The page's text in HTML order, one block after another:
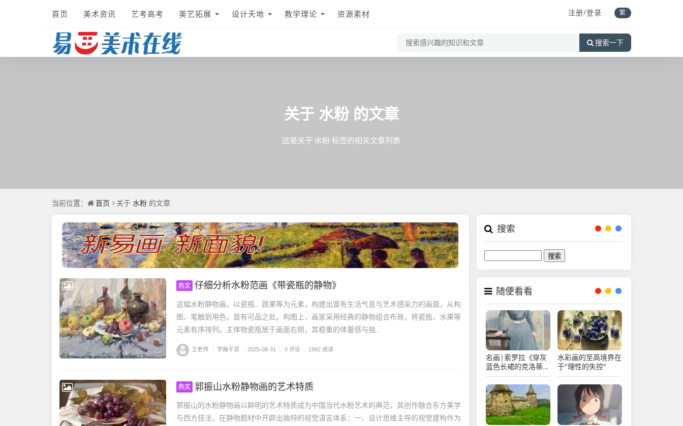
首页 美术资讯 艺考高考 美艺拓展 设计天地 教学理论 资源素材 注册/登录 繁
搜索一下
关于 水粉 的文章
这是关于 水粉 标签的相关文章列表
当前位置： 首页 关于 水粉 的文章
热文 仔细分析水粉范画《带瓷瓶的静物》
这幅水粉静物画，以瓷瓶、蔬果等为元素，构建出富有生活气息与艺术感染力的画面，从构
图、笔触到用色，皆有可品之处。构图上，画家采用经典的静物组合布局，将瓷瓶、水果等
元素有序排列。主体物瓷瓶居于画面右侧，其稳重的体量感与独...
王老师 / 学画干货 / 2025-08-31 / 0 评论 / 1982 阅读
热文 郭振山水粉静物画的艺术特质
郭振山的水粉静物画以鲜明的艺术特质成为中国当代水粉艺术的典范，其创作融合东方美学
与西方技法，在静物题材中开辟出独特的视觉语言体系：一、‌设计思维主导的视觉建构‌作为
搜索
随便看看
名画|索罗拉《穿灰
蓝色长裙的克洛蒂尔
德》
水彩画的至高境界在
于"理性的失控"